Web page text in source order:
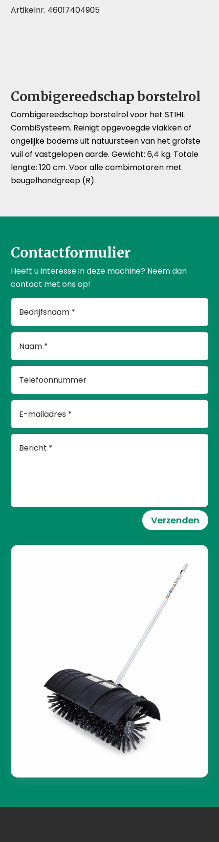
Artikelnr. 46017404905
Combigereedschap borstelrol
Combigereedschap borstelrol voor het STIHL
CombiSysteem. Reinigt opgevoegde vlakken of
ongelijke bodems uit natuursteen van het grofste
vuil of vastgelopen aarde. Gewicht: 6,4 kg. Totale
lengte: 120 cm. Voor alle combimotoren met
beugelhandgreep (R).
Contactformulier
Heeft u interesse in deze machine? Neem dan
contact met ons op!
Verzenden